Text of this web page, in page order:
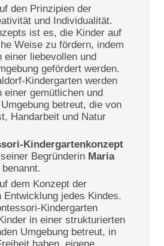
den Prinzipien der
und Individualität.
ist es, die Kinder auf
Weise zu fördern, indem
einer liebevollen und
gefördert werden.
Kindergarten werden
einer gemütlichen und
betreut, die von
Handarbeit und Natur
Kindergartenkonzept
Begründerin Maria
benannt.
dem Konzept der
Entwicklung jedes Kindes.
Kindergarten
in einer strukturierten
Umgebung betreut, in